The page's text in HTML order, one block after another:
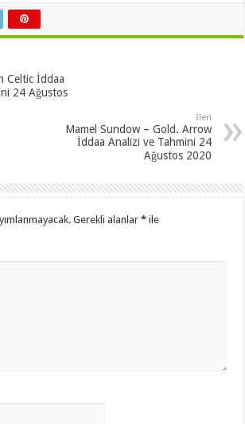
Celtic İddaa
24 Ağustos
İleri
Mamel Sundow – Gold. Arrow
İddaa Analizi ve Tahmini 24
Ağustos 2020
Gerekli alanlar* ile